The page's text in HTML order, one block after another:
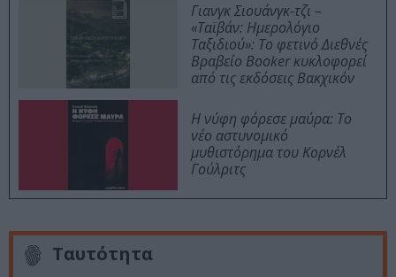
Γιανγκ Σιουάνγκ-τζι –
«Ταϊβάν: Ημερολόγιο
Ταξιδιού»: Το φετινό Διεθνές
Βραβείο Booker κυκλοφορεί
από τις εκδόσεις Βακχικόν
Η νύφη φόρεσε μαύρα: Το
νέο αστυνομικό
μυθιστόρημα του Κορνέλ
Γούλριτς
Ταυτότητα